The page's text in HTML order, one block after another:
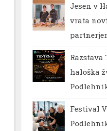
Jesen v
vrata
Razstava
haloška
Festival